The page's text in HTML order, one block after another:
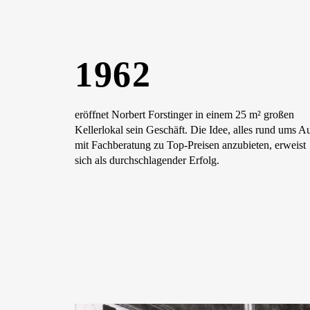
1962
eröffnet Norbert Forstinger in einem 25 m² großen
Kellerlokal sein Geschäft. Die Idee, alles rund ums
mit Fachberatung zu Top-Preisen anzubieten, erweist
sich als durchschlagender Erfolg.